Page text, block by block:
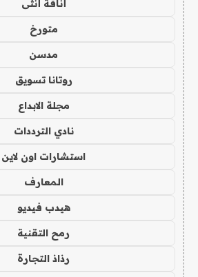
أناقة أنثى
متورخ
مدسن
روتانا تسويق
مجلة الابداع
نادي الترددات
استشارات اون لاين
المعارف
هيدب فيديو
رمح التقنية
رذاذ التجارة